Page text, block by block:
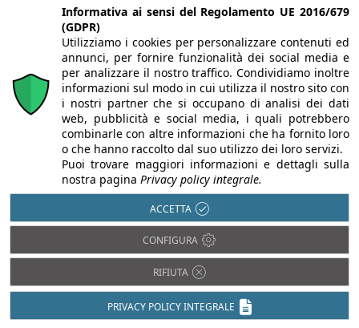
Chi siamo Autori Per la tua pubblicità
Iscriviti alla
newsletter
Infobuild è testata registrata presso il Tribunale di Milano al n° 63
dell’8/3/2013 - ISSN 2282-2267
© 2000-2026 Infoweb srl - P.IVA 13155920153 - Tutti i diritti
riservati |Privacy
Informativa ai sensi del Regolamento UE 2016/679
(GDPR)
Utilizziamo i cookies per personalizzare contenuti ed
annunci, per fornire funzionalità dei social media e
per analizzare il nostro traffico. Condividiamo inoltre
informazioni sul modo in cui utilizza il nostro sito con
i nostri partner che si occupano di analisi dei dati
web, pubblicità e social media, i quali potrebbero
combinarle con altre informazioni che ha fornito loro
o che hanno raccolto dal suo utilizzo dei loro servizi.
Puoi trovare maggiori informazioni e dettagli sulla
nostra pagina Privacy policy integrale.
ACCETTA
CONFIGURA
RIFIUTA
PRIVACY POLICY INTEGRALE